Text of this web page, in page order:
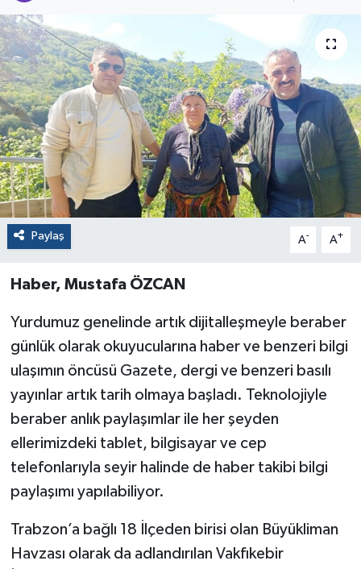
Paylaş A- A+
Haber, Mustafa ÖZCAN
Yurdumuz genelinde artık dijitalleşmeyle beraber
günlük olarak okuyucularına haber ve benzeri bilgi
ulaşımın öncüsü Gazete, dergi ve benzeri basılı
yayınlar artık tarih olmaya başladı. Teknolojiyle
beraber anlık paylaşımlar ile her şeyden
ellerimizdeki tablet, bilgisayar ve cep
telefonlarıyla seyir halinde de haber takibi bilgi
paylaşımı yapılabiliyor.
Trabzon’a bağlı 18 İlçeden birisi olan Büyükliman
Havzası olarak da adlandırılan Vakfıkebir